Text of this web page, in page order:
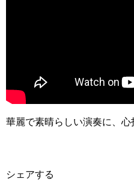
華麗で素晴らしい演奏に、心
シェアする